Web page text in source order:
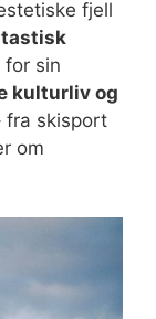
fjell
for sin
kulturliv og
fra skisport
om